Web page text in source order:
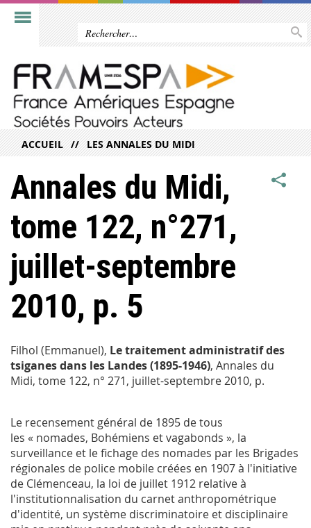
ACCUEIL LES ANNALES DU MIDI
Annales du Midi,
tome 122, n°271,
juillet-septembre
2010, p. 5
Filhol (Emmanuel), Le traitement administratif des
tsiganes dans les Landes (1895-1946), Annales du
Midi, tome 122, n° 271, juillet-septembre 2010, p.
Le recensement général de 1895 de tous
les « nomades, Bohémiens et vagabonds », la
surveillance et le fichage des nomades par les Brigades
régionales de police mobile créées en 1907 à l'initiative
de Clémenceau, la loi de juillet 1912 relative à
l'institutionnalisation du carnet anthropométrique
d'identité, un système discriminatoire et disciplinaire